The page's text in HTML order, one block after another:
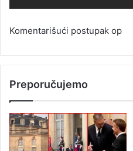
Komentarišući postupak op
Preporučujemo